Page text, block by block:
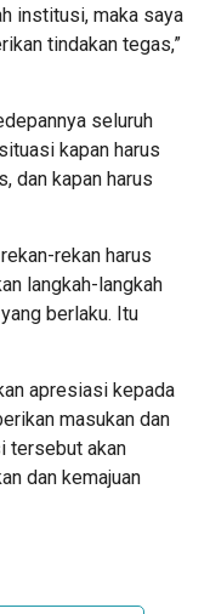
institusi, maka saya
tindakan tegas,”
seluruh
kapan harus
dan kapan harus
rekan harus
langkah-langkah
berlaku. Itu
apresiasi kepada
masukan dan
tersebut akan
dan kemajuan